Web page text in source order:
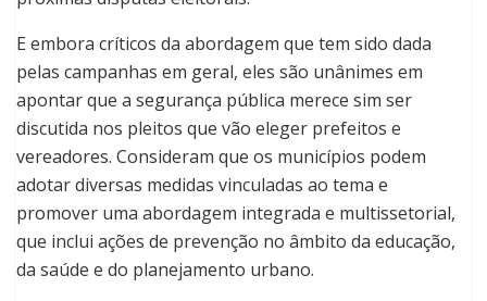
E embora críticos da abordagem que tem sido dada
pelas campanhas em geral, eles são unânimes em
apontar que a segurança pública merece sim ser
discutida nos pleitos que vão eleger prefeitos e
vereadores. Consideram que os municípios podem
adotar diversas medidas vinculadas ao tema e
promover uma abordagem integrada e multissetorial,
que inclui ações de prevenção no âmbito da educação,
da saúde e do planejamento urbano.